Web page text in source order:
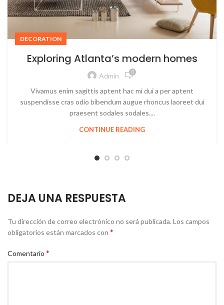
DECORATION
Exploring Atlanta’s modern homes
Admin 0
Vivamus enim sagittis aptent hac mi dui a per aptent
suspendisse cras odio bibendum augue rhoncus laoreet dui
praesent sodales sodales....
CONTINUE READING
DEJA UNA RESPUESTA
Tu dirección de correo electrónico no será publicada. Los campos
obligatorios están marcados con *
Comentario *